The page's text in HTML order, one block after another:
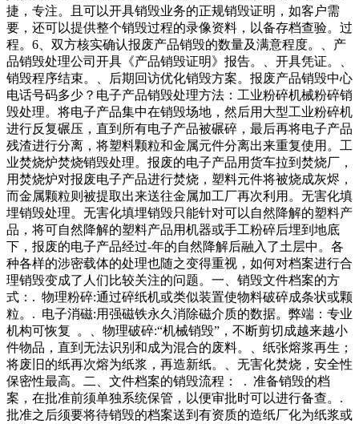
捷，专注。且可以开具销毁业务的正规销毁证明，如客户需
要，还可以提供整个销毁过程的录像资料，以备存档查验。过
程。6、双方核实确认报废产品销毁的数量及满意程度。、产
品销毁处理公司开具《产品销毁证明》报告。、开具凭证。、
销毁程序结束。、后期回访优化销毁方案。报废产品销毁中心
电话号码多少？电子产品销毁处理方法：工业粉碎机械粉碎销
毁处理。将电子产品集中在销毁场地，然后用大型工业粉碎机
进行反复碾压，直到所有电子产品被碾碎，最后再将电子产品
残渣进行分离，将塑料颗粒和金属元件分离出来重复使用。工
业焚烧炉焚烧销毁处理。报废的电子产品用货车拉到焚烧厂，
用焚烧炉对报废电子产品进行焚烧，塑料元件将被烧成灰烬，
而金属颗粒则被提取出来送往金属加工厂再次利用。无害化填
埋销毁处理。无害化填埋销毁只能针对可以自然降解的塑料产
品，将可自然降解的塑料产品用机器或手工粉碎后埋到地底
下，报废的电子产品经过-年的自然降解后融入了土层中。各
种各样的涉密载体的处理也随之变得重视，如何对档案进行合
理销毁变成了人们比较关注的问题。一、销毁文件档案的方
式：. 物理粉碎:通过碎纸机或类似装置使物料破碎成条状或颗
粒。. 电子消磁:用强磁铁永久消除磁介质的数据。弊端：专业
机构可恢复 。、物理破碎:“机械销毁”，不断剪切成越来越小
件物品，直到无法识别和成为混合的废料。、纸张熔浆再生；
将废旧的纸再次熔为纸浆，再造新纸。、无害化焚烧，安全性
保密性最高。二、文件档案的销毁流程： . 准备销毁的档
案，在批准前须单独系统保管，以便审批时可以进行备查。.
批准之后须要将待销毁的档案送到有资质的造纸厂化为纸浆或